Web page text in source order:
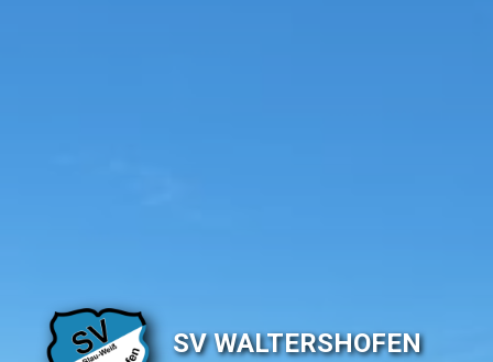
SV WALTERSHOFEN